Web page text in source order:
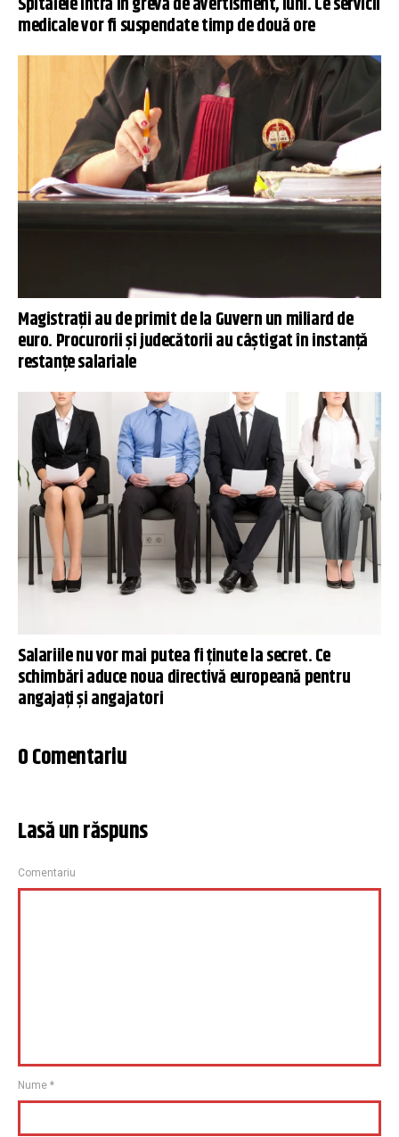
medicale vor fi suspendate timp de două ore
Magistrații au de primit de la Guvern un miliard de
euro. Procurorii și judecătorii au câștigat în instanță
restanțe salariale
Salariile nu vor mai putea fi ținute la secret. Ce
schimbări aduce noua directivă europeană pentru
angajați și angajatori
0 Comentariu
Lasă un răspuns
Comentariu
Nume *